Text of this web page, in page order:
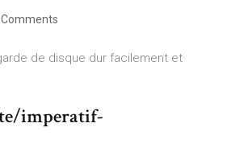
Comments
de disque dur facilement et
imperatif-